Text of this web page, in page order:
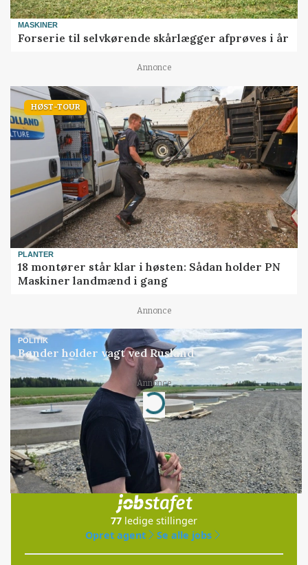
MASKINER
Forserie til selvkørende skårlægger afprøves i år
Annonce
HØST-TOUR
PLANTER
18 montører står klar i høsten: Sådan holder PN
Maskiner landmænd i gang
Annonce
POLITIK
Bønder holder vagt ved Rusland
Annonce
Loading...
Jobs
i samarbejde med
77 ledige stillinger
Opret agent
Se alle jobs